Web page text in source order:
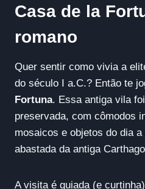
Casa de la
romano
Quer sentir como vivia a
do século I a.C.? Então te
Fortuna. Essa antiga vila
preservada, com cômodos
mosaicos e objetos do dia
abastada da antiga
A visita é guiada (e